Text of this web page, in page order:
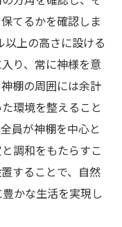
てるかを確認しま
以上の高さに設ける
り、常に神様を意
棚の周囲には余計
環境を整えること
員が神棚を中心と
調和をもたらすこ
することで、自然
かな生活を実現し